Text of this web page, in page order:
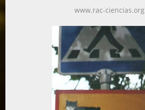
www.rac-ciencias.org